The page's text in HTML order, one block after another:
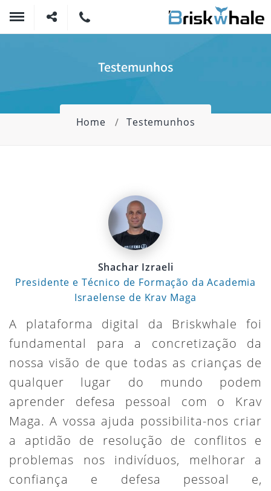
Testemunhos
Home Testemunhos
Shachar Izraeli
Presidente e Técnico de Formação da Academia
Israelense de Krav Maga
A plataforma digital da Briskwhale foi
fundamental para a concretização da
nossa visão de que todas as crianças de
qualquer lugar do mundo podem
aprender defesa pessoal com o Krav
Maga. A vossa ajuda possibilita-nos criar
a aptidão de resolução de conflitos e
problemas nos indivíduos, melhorar a
confiança e defesa pessoal e,